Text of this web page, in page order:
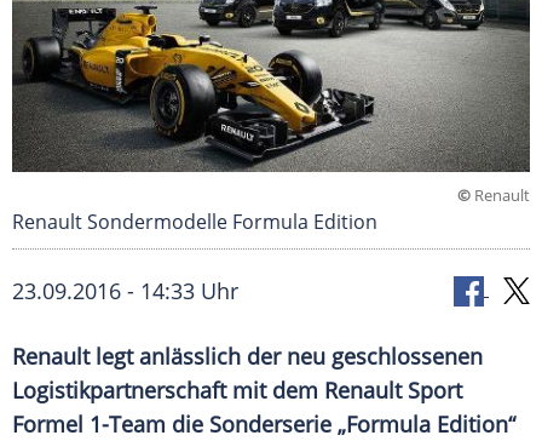
© Renault
Renault Sondermodelle Formula Edition
23.09.2016 - 14:33 Uhr
Renaultlegt anlässlich der neu geschlossenen
Logistikpartnerschaft mit dem RenaultSport
Formel 1-Team die Sonderserie „Formula Edition“